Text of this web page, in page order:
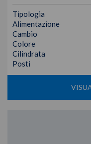
Tipologia
Alimentazione
Cambio
Colore
Cilindrata
Posti